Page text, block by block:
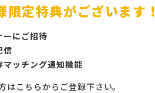
定特典がございます！
ーにご招待
信
ッチング通知機能
こちらからご登録下さい。